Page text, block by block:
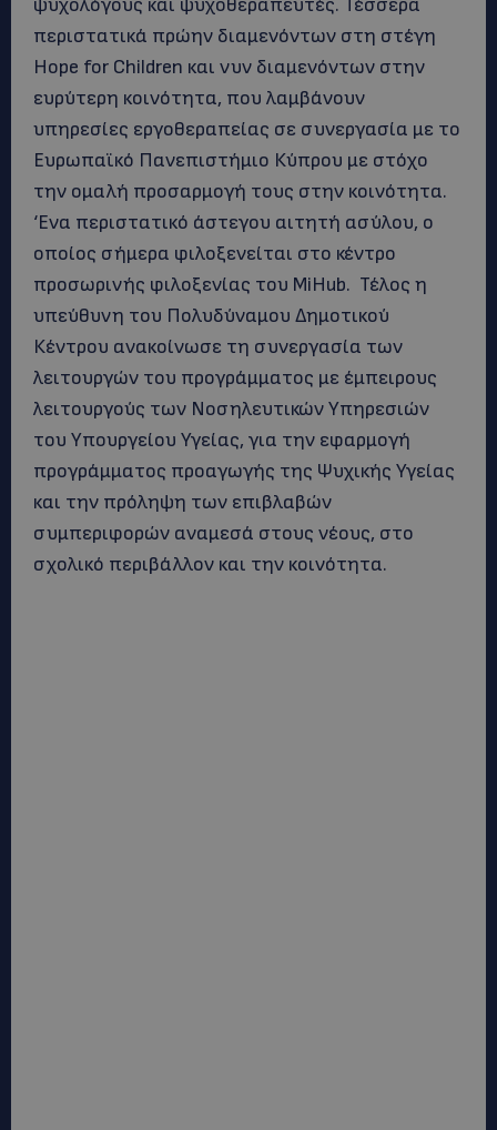
ψυχολόγους και ψυχοθεραπευτές. Τέσσερα
περιστατικά πρώην διαμενόντων στη στέγη
Hope for Children και νυν διαμενόντων στην
ευρύτερη κοινότητα, που λαμβάνουν
υπηρεσίες εργοθεραπείας σε συνεργασία με το
Ευρωπαϊκό Πανεπιστήμιο Κύπρου με στόχο
την ομαλή προσαρμογή τους στην κοινότητα.
‘Ενα περιστατικό άστεγου αιτητή ασύλου, ο
οποίος σήμερα φιλοξενείται στο κέντρο
προσωρινής φιλοξενίας του ΜiHub. Τέλος η
υπεύθυνη του Πολυδύναμου Δημοτικού
Κέντρου ανακοίνωσε τη συνεργασία των
λειτουργών του προγράμματος με έμπειρους
λειτουργούς των Νοσηλευτικών Υπηρεσιών
του Υπουργείου Υγείας, για την εφαρμογή
προγράμματος προαγωγής της Ψυχικής Υγείας
και την πρόληψη των επιβλαβών
συμπεριφορών αναμεσά στους νέους, στο
σχολικό περιβάλλον και την κοινότητα.